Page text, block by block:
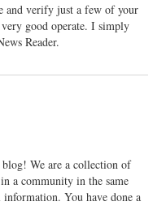
and verify just a few of your
good operate. I simply
Reader.
We are a collection of
a community in the same
You have done a